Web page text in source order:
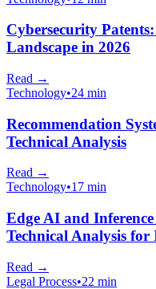
Cybersecurity
Landscape in 2026
Read →
Technology•24 min
Recommendation
Technical Analysis
Read →
Technology•17 min
Edge AI and
Technical Analysis for
Read →
Legal Process•22 min